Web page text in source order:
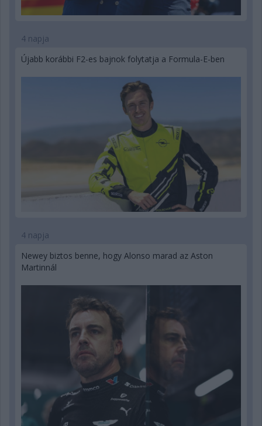
4 napja
Újabb korábbi F2-es bajnok folytatja a Formula-E-ben
4 napja
Newey biztos benne, hogy Alonso marad az Aston
Martinnál